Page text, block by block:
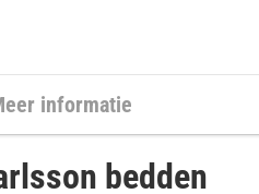
informatie
bedden